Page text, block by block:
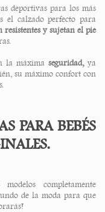
deportivas para los más
el calzado perfecto para
resistentes y sujetan el pie
la máxima seguridad, ya
su máximo confort con
PARA BEBÉS
completamente
de la moda para que